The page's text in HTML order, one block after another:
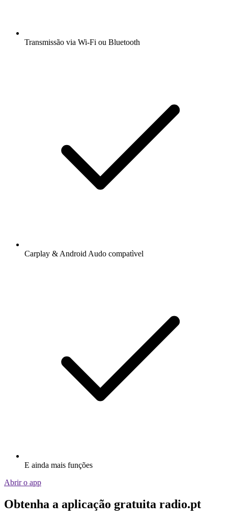
Transmissão via Wi-Fi ou Bluetooth
Carplay & Android Audo compatìvel
E ainda mais funções
Abrir o app
Obtenha a aplicação gratuita radio.pt